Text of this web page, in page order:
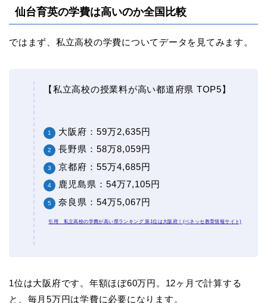
仙台育英の学費は高いのか全国比較
ではまず、私立高校の学費についてデータを見てみます。
【私立高校の授業料が高い都道府県 TOP5】
大阪府：59万2,635円
長野県：58万8,059円
京都府：55万4,685円
鹿児島県：54万7,105円
奈良県：54万5,067円
引用 私立高校の学費が高い県ランキング 第1位は大阪府！(ベネッセ教育情報サイト)
1位は大阪府です。年額ほぼ60万円。12ヶ月で計算する
と、毎月5万円は学費に必要になります。